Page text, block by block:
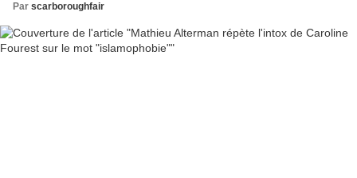
Par scarboroughfair